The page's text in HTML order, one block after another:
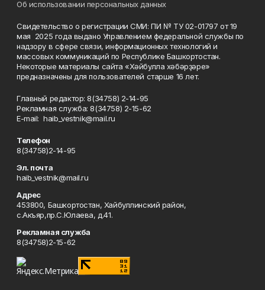
Об использовании персональных данных
Свидетельство о регистрации СМИ: ПИ № ТУ 02-01797 от 19
мая 2025 года выдано Управлением федеральной службы по
надзору в сфере связи, информационных технологий и
массовых коммуникаций по Республике Башкортостан.
Некоторые материалы сайта «Хәйбулла хәбәрҙәре»
предназначены для пользователей старше 16 лет.
Главный редактор: 8(34758) 2-14-95
Рекламная служба: 8(34758) 2-15-62
Е-mаil: haib_vestnik@mail.ru
Телефон
8(34758)2-14-95
Эл. почта
haib_vestnik@mail.ru
Адрес
453800, Башкортостан, Хайбуллинский район,
с.Акъяр,пр.С.Юлаева, д.41.
Рекламная служба
8(34758)2-15-62